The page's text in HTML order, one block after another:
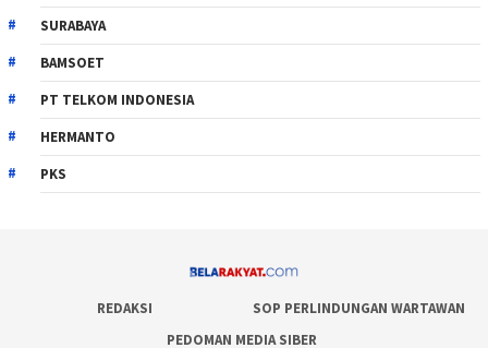
SURABAYA
BAMSOET
PT TELKOM INDONESIA
HERMANTO
PKS
REDAKSI
SOP PERLINDUNGAN WARTAWAN
PEDOMAN MEDIA SIBER